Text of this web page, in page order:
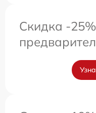
Скидка -